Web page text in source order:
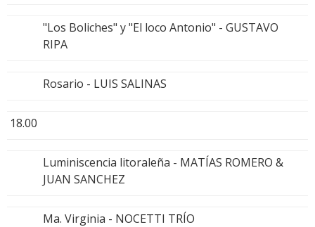
"Los Boliches" y "El loco Antonio" - GUSTAVO
RIPA
Rosario - LUIS SALINAS
18.00
Luminiscencia litoraleña - MATÍAS ROMERO &
JUAN SANCHEZ
Ma. Virginia - NOCETTI TRÍO